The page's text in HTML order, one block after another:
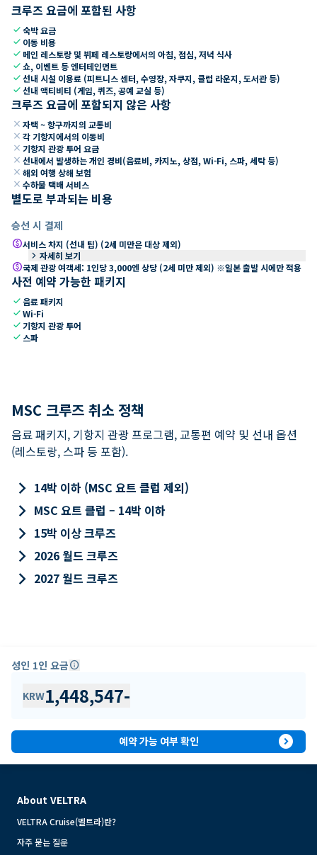
크루즈 요금에 포함된 사항
check숙박 요금
check 이동 비용
check 메인 레스토랑 및 뷔페 레스토랑에서의 아침, 점심, 저녁 식사
check쇼, 이벤트 등 엔터테인먼트
check선내 시설 이용료 (피트니스 센터, 수영장, 자쿠지, 클럽 라운지, 도서관 등)
check선내 액티비티 (게임, 퀴즈, 공예 교실 등)
크루즈 요금에 포함되지 않은 사항
close 자택 ~ 항구까지의 교통비
close 각 기항지에서의 이동비
close 기항지 관광 투어 요금
close 선내에서 발생하는 개인 경비(음료비, 카지노, 상점, Wi-Fi, 스파, 세탁 등)
close 해외 여행 상해 보험
close 수하물 택배 서비스
별도로 부과되는 비용
승선 시 결제
paid서비스 차지 (선내 팁) (2세 미만은 대상 제외)
keyboard_arrow_right 자세히 보기
paid국제 관광 여객세: 1인당 3,000엔 상당 (2세 미만 제외) ※일본 출발 시에만 적용
사전 예약 가능한 패키지
check 음료 패키지
checkWi-Fi
check 기항지 관광 투어
check 스파
MSC 크루즈 취소 정책
음료 패키지, 기항지 관광 프로그램, 교통편 예약 및 선내 옵션
(레스토랑, 스파 등 포함).
keyboard_arrow_right 14박 이하 (MSC 요트 클럽 제외)
keyboard_arrow_right MSC 요트 클럽 – 14박 이하
keyboard_arrow_right 15박 이상 크루즈
keyboard_arrow_right 2026 월드 크루즈
keyboard_arrow_right 2027 월드 크루즈
성인 1인 요금info
KRW1,448,547-
예약 가능 여부 확인 expand_circle_right
About VELTRA
VELTRA Cruise(벨트라)란?
자주 묻는 질문